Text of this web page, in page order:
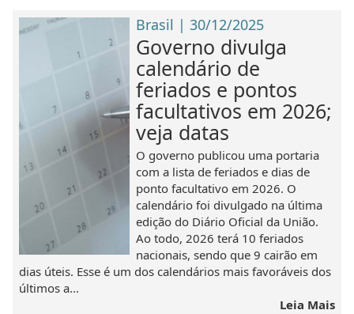
Brasil | 30/12/2025
Governo divulga
calendário de
feriados e pontos
facultativos em 2026;
veja datas
O governo publicou uma portaria
com a lista de feriados e dias de
ponto facultativo em 2026. O
calendário foi divulgado na última
edição do Diário Oficial da União.
Ao todo, 2026 terá 10 feriados
nacionais, sendo que 9 cairão em
dias úteis. Esse é um dos calendários mais favoráveis dos
últimos a...
Leia Mais